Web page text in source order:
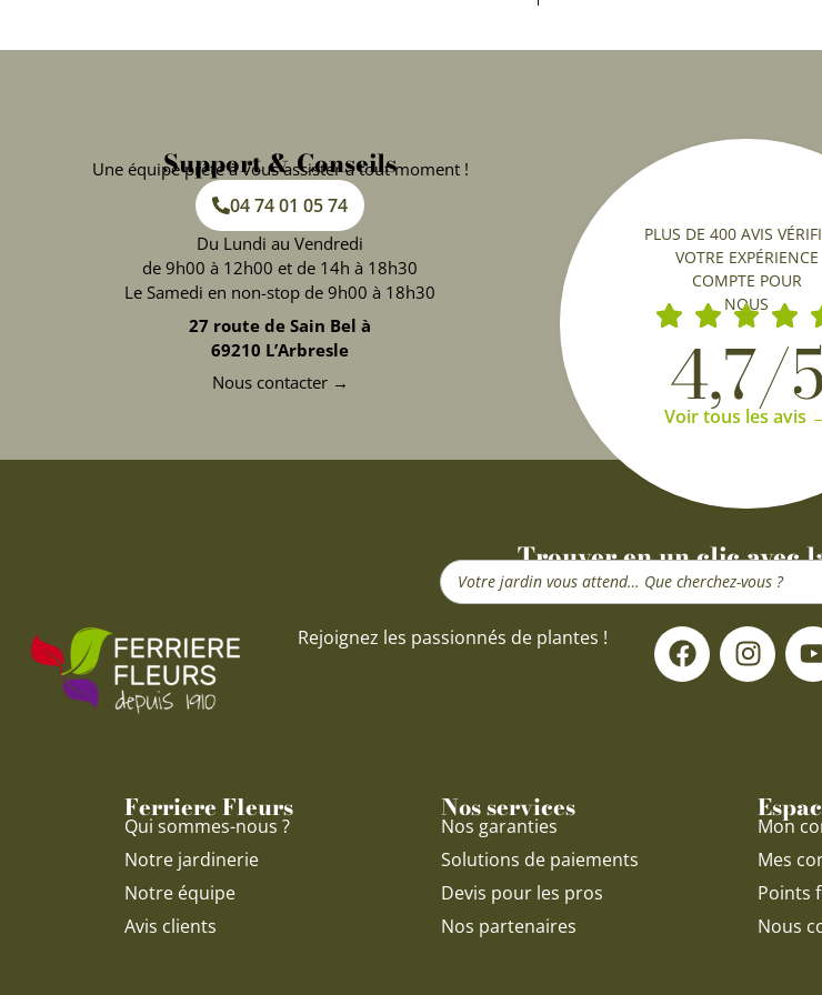
Support & Conseils
Une équipe prête à vous assister à tout moment !
04 74 01 05 74
Du Lundi au Vendredi
de 9h00 à 12h00 et de 14h à 18h30
Le Samedi en non-stop de 9h00 à 18h30
27 route de Sain Bel à
69210 L’Arbresle
Nous contacter →
PLUS DE 400 AVIS
VOTRE EXPÉRIENCE
COMPTE POUR
NOUS
4,7/
Voir tous les avis
Trouver en un clic avec
Search
...
Rejoignez les passionnés de plantes ! F
a
c
I
n
s
a
m
u
Ferriere Fleurs
Qui sommes-nous ?
Notre jardinerie
Notre équipe
Avis clients
Nos services
Nos garanties
Solutions de paiements
Devis pour les pros
Nos partenaires
Mon
Mes
Points
Nous